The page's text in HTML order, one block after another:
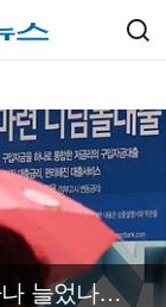
나 늘었나…